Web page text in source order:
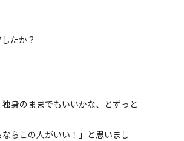
たか？
身のままでもいいかな、とずっと
らこの人がいい！」と思いまし